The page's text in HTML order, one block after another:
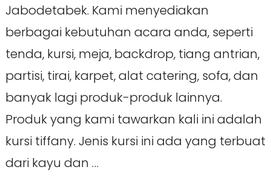
Jabodetabek. Kami menyediakan
berbagai kebutuhan acara anda, seperti
tenda, kursi, meja, backdrop, tiang antrian,
partisi, tirai, karpet, alat catering, sofa, dan
banyak lagi produk-produk lainnya.
Produk yang kami tawarkan kali ini adalah
kursi tiffany. Jenis kursi ini ada yang terbuat
dari kayu dan …